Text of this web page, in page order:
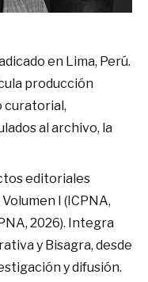
en Lima, Perú.
producción
curatorial,
al archivo, la
editoriales
I (ICPNA,
2026). Integra
y Bisagra, desde
y difusión.